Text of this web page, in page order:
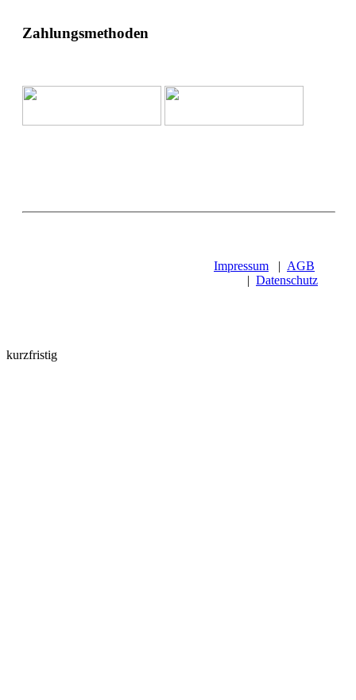
Zahlungsmethoden
Impressum | AGB
| Datenschutz
kurzfristig